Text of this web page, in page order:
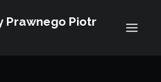
Prawnego Piotr